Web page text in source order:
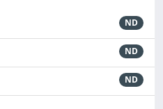
ND
ND
ND